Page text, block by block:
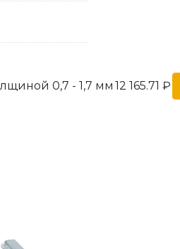
0,7 - 1,7 мм 12 165.71 ₽